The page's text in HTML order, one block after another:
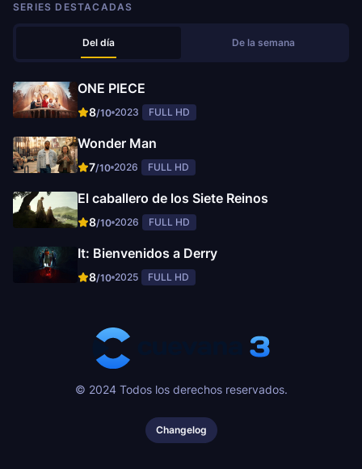
SERIES DESTACADAS
Del día De la semana
ONE PIECE
8/10 2023 FULL HD
Wonder Man
7/10 2026 FULL HD
El caballero de los Siete Reinos
8/10 2026 FULL HD
It: Bienvenidos a Derry
8/10 2025 FULL HD
© 2024 Todos los derechos reservados.
Changelog